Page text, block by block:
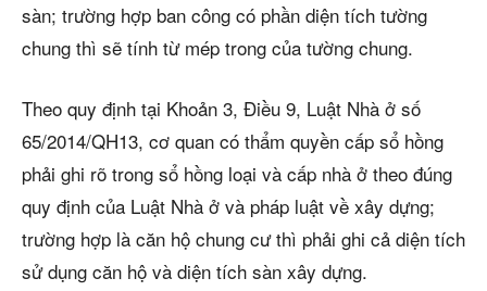
sàn; trường hợp ban công có phần diện tích tường
chung thì sẽ tính từ mép trong của tường chung.
Theo quy định tại Khoản 3, Điều 9, Luật Nhà ở số
65/2014/QH13, cơ quan có thẩm quyền cấp sổ hồng
phải ghi rõ trong sổ hồng loại và cấp nhà ở theo đúng
quy định của Luật Nhà ở và pháp luật về xây dựng;
trường hợp là căn hộ chung cư thì phải ghi cả diện tích
sử dụng căn hộ và diện tích sàn xây dựng.